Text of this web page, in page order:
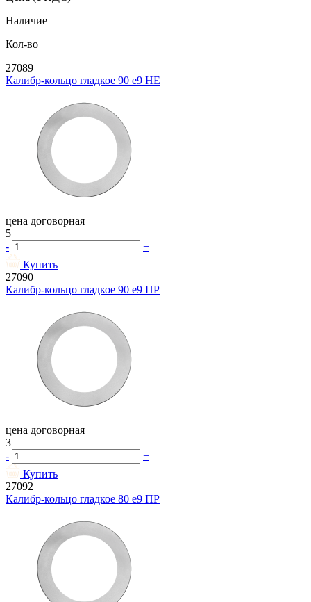
Наличие
Кол-во
27089
Калибр-кольцо гладкое 90 e9 НЕ
цена договорная
5
-
+
Купить
27090
Калибр-кольцо гладкое 90 e9 ПР
цена договорная
3
-
+
Купить
27092
Калибр-кольцо гладкое 80 e9 ПР